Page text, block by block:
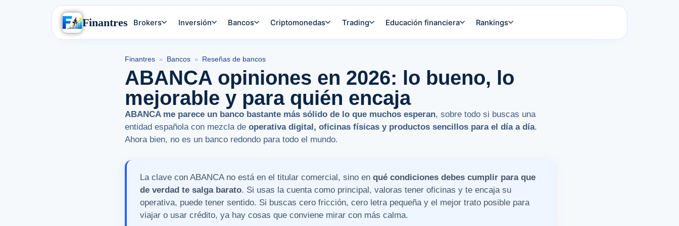
Finantres Brokers Inversión Bancos Criptomonedas Trading Educación financiera Rankings
Finantres » Bancos » Reseñas de bancos
ABANCA opiniones en 2026: lo bueno, lo
mejorable y para quién encaja
ABANCA me parece un banco bastante más sólido de lo que muchos esperan, sobre todo si buscas una
entidad española con mezcla de operativa digital, oficinas físicas y productos sencillos para el día a día.
Ahora bien, no es un banco redondo para todo el mundo.
La clave con ABANCA no está en el titular comercial, sino en qué condiciones debes cumplir para que
de verdad te salga barato. Si usas la cuenta como principal, valoras tener oficinas y te encaja su
operativa, puede tener sentido. Si buscas cero fricción, cero letra pequeña y el mejor trato posible para
viajar o usar crédito, ya hay cosas que conviene mirar con más calma.